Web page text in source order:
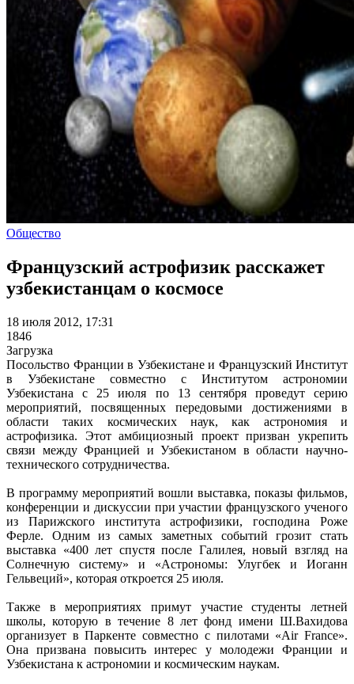
Общество
Французский астрофизик расскажет
узбекистанцам о космосе
18 июля 2012, 17:31
1846
Загрузка
Посольство Франции в Узбекистане и Французский Институт
в Узбекистане совместно с Институтом астрономии
Узбекистана с 25 июля по 13 сентября проведут серию
мероприятий, посвященных передовыми достижениями в
области таких космических наук, как астрономия и
астрофизика. Этот амбициозный проект призван укрепить
связи между Францией и Узбекистаном в области научно-
технического сотрудничества.
В программу мероприятий вошли выставка, показы фильмов,
конференции и дискуссии при участии французского ученого
из Парижского института астрофизики, господина Роже
Ферле. Одним из самых заметных событий грозит стать
выставка «400 лет спустя после Галилея, новый взгляд на
Солнечную систему» и «Астрономы: Улугбек и Иоганн
Гельвеций», которая откроется 25 июля.
Также в мероприятиях примут участие студенты летней
школы, которую в течение 8 лет фонд имени Ш.Вахидова
организует в Паркенте совместно с пилотами «Air France».
Она призвана повысить интерес у молодежи Франции и
Узбекистана к астрономии и космическим наукам.